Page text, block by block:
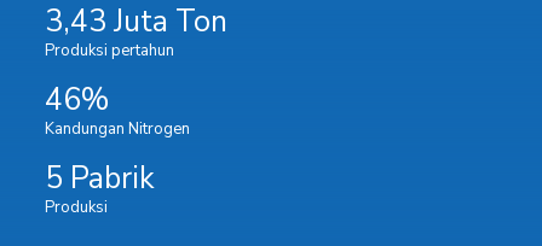
3,43 Juta Ton
Produksi pertahun
46%
Kandungan Nitrogen
5 Pabrik
Produksi